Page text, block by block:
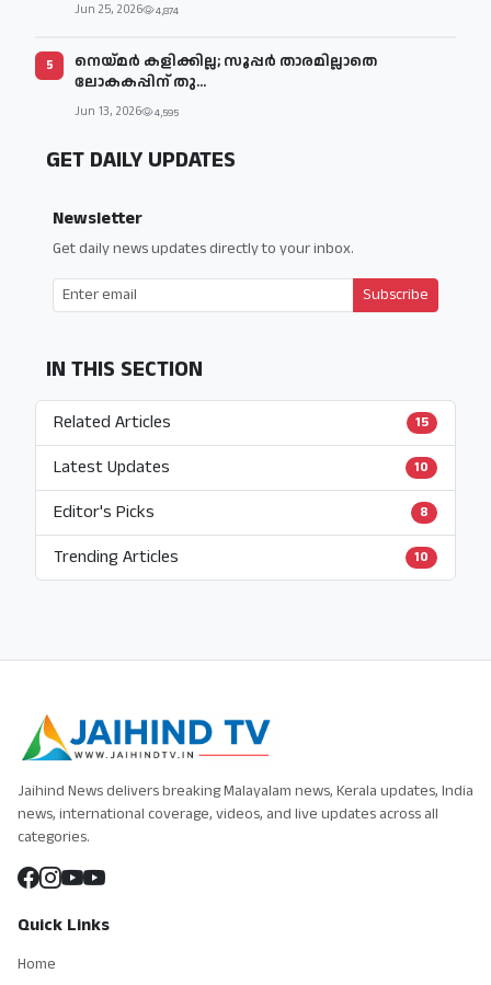
Jun 25, 2026 4,874
5
നെയ്മര്‍ കളിക്കില്ല; സൂപ്പര്‍ താരമില്ലാതെ
ലോകകപ്പിന് തു...
Jun 13, 2026 4,595
GET DAILY UPDATES
Newsletter
Get daily news updates directly to your inbox.
Subscribe
IN THIS SECTION
Related Articles 15
Latest Updates 10
Editor's Picks 8
Trending Articles 10
Jaihind News delivers breaking Malayalam news, Kerala updates, India
news, international coverage, videos, and live updates across all
categories.
Quick Links
Home